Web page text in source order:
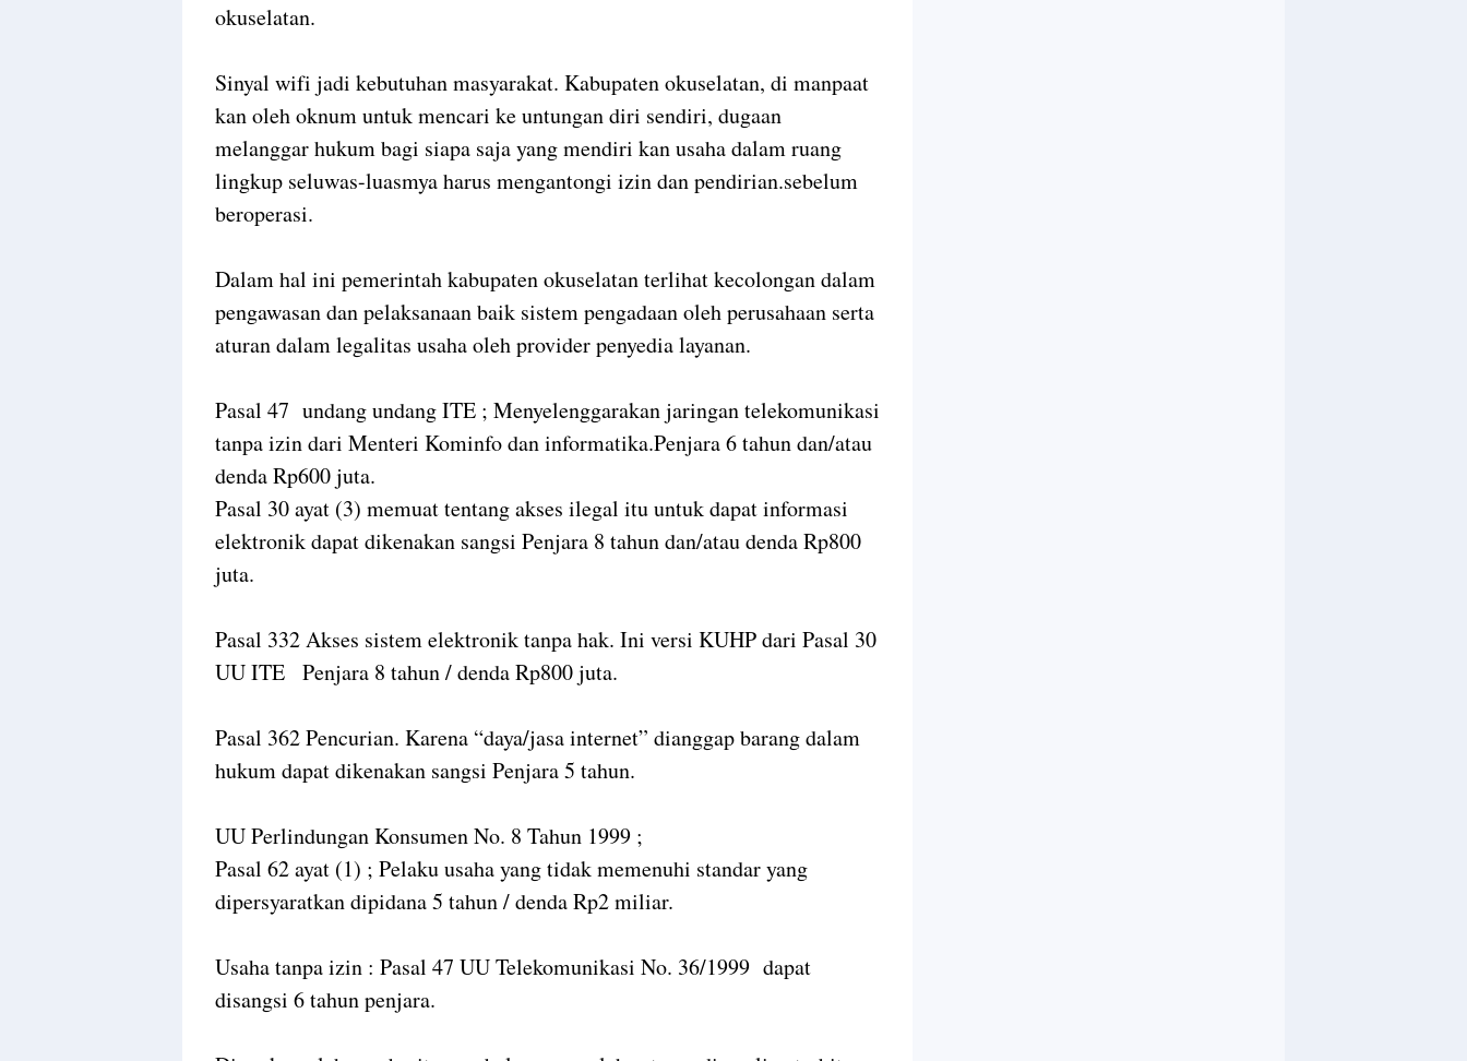
okuselatan.
Sinyal wifi jadi kebutuhan masyarakat. Kabupaten okuselatan, di manpaat
kan oleh oknum untuk mencari ke untungan diri sendiri, dugaan
melanggar hukum bagi siapa saja yang mendiri kan usaha dalam ruang
lingkup seluwas-luasmya harus mengantongi izin dan pendirian.sebelum
beroperasi.
Dalam hal ini pemerintah kabupaten okuselatan terlihat kecolongan dalam
pengawasan dan pelaksanaan baik sistem pengadaan oleh perusahaan serta
aturan dalam legalitas usaha oleh provider penyedia layanan.
Pasal 47 undang undang ITE ; Menyelenggarakan jaringan telekomunikasi
tanpa izin dari Menteri Kominfo dan informatika.Penjara 6 tahun dan/atau
denda Rp600 juta.
Pasal 30 ayat (3) memuat tentang akses ilegal itu untuk dapat informasi
elektronik dapat dikenakan sangsi Penjara 8 tahun dan/atau denda Rp800
juta.
Pasal 332 Akses sistem elektronik tanpa hak. Ini versi KUHP dari Pasal 30
UU ITE Penjara 8 tahun / denda Rp800 juta.
Pasal 362 Pencurian. Karena “daya/jasa internet” dianggap barang dalam
hukum dapat dikenakan sangsi Penjara 5 tahun.
UU Perlindungan Konsumen No. 8 Tahun 1999 ;
Pasal 62 ayat (1) ; Pelaku usaha yang tidak memenuhi standar yang
dipersyaratkan dipidana 5 tahun / denda Rp2 miliar.
Usaha tanpa izin : Pasal 47 UU Telekomunikasi No. 36/1999 dapat
disangsi 6 tahun penjara.